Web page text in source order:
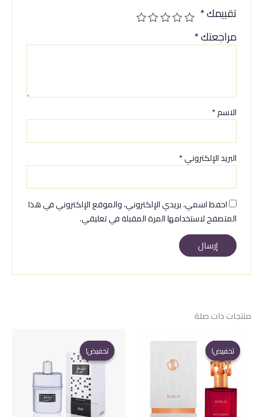
تقييمك*
مراجعتك*
الاسم*
البريد الإلكتروني*
احفظ اسمي، بريدي الإلكتروني، والموقع الإلكتروني في هذا
المتصفح لاستخدامها المرة المقبلة في تعليقي.
منتجات ذات صلة
تخفيض!
تخفيض! تخفيض!
تخفيض!